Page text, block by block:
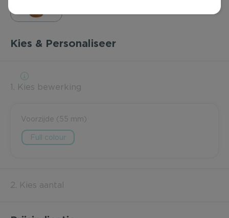
Warme Winter
Kerst & Eindejaar
Kies & Personaliseer
1. Kies bewerking
Voorzijde (55 mm)
Full colour
2. Kies aantal